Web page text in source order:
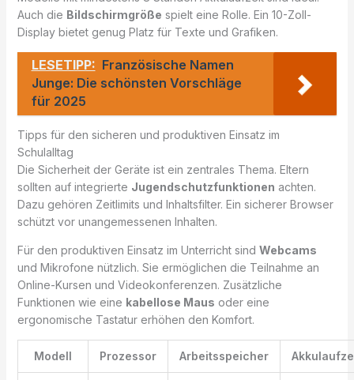
Auch die Bildschirmgröße spielt eine Rolle. Ein 10-Zoll-
Display bietet genug Platz für Texte und Grafiken.
LESETIPP: Französische Namen
Junge: Die schönsten Vorschläge
für 2025
Tipps für den sicheren und produktiven Einsatz im
Schulalltag
Die Sicherheit der Geräte ist ein zentrales Thema. Eltern
sollten auf integrierte Jugendschutzfunktionen achten.
Dazu gehören Zeitlimits und Inhaltsfilter. Ein sicherer Browser
schützt vor unangemessenen Inhalten.
Für den produktiven Einsatz im Unterricht sind Webcams
und Mikrofone nützlich. Sie ermöglichen die Teilnahme an
Online-Kursen und Videokonferenzen. Zusätzliche
Funktionen wie eine kabellose Maus oder eine
ergonomische Tastatur erhöhen den Komfort.
Modell Prozessor Arbeitsspeicher